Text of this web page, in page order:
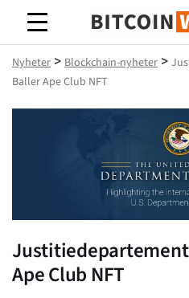
Bitcoin
Nyheter > Blockchain-nyheter >
Baller Ape Club NFT
Ape Club NFT